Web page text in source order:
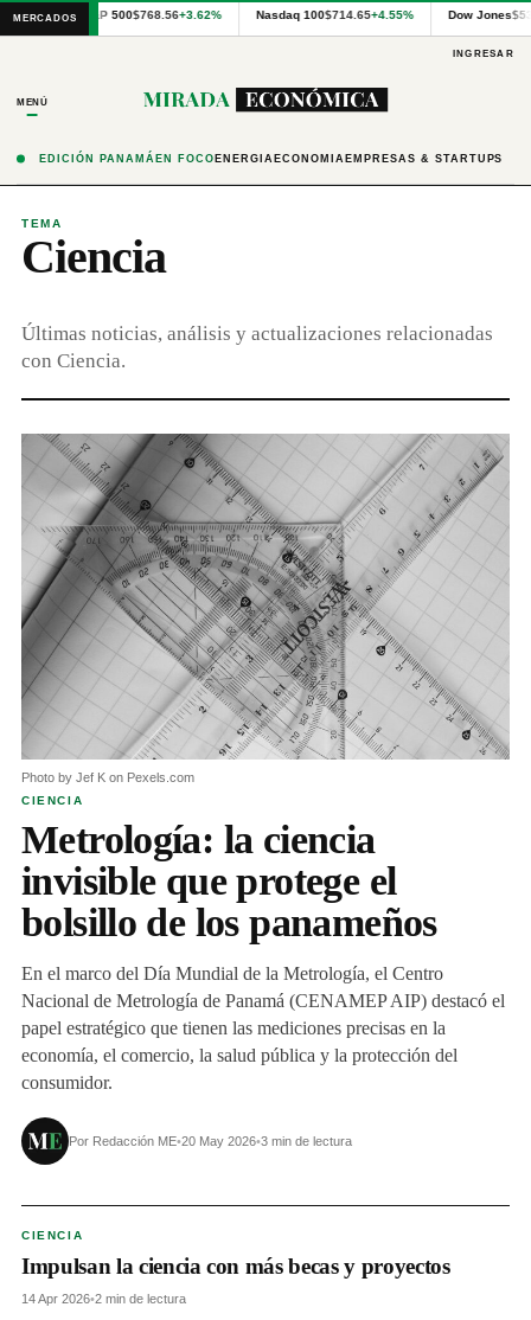
MERCADOS S&P 500$768.56+3.62% Nasdaq 100$714.65+4.55% Dow Jones
Cotizaciones
internacionales
Financial
Modeling
precios
por
Latinex
para
INGRESAR
MENÚ
EDICIÓN PANAMÁ EN FOCO ENERGÍA ECONOMÍA EMPRESAS & STARTUPS
TEMA
Ciencia
Últimas noticias, análisis y actualizaciones relacionadas
con Ciencia.
CIENCIA
Metrología: la ciencia
invisible que protege el
bolsillo de los panameños
En el marco del Día Mundial de la Metrología, el Centro
Nacional de Metrología de Panamá (CENAMEP AIP) destacó el
papel estratégico que tienen las mediciones precisas en la
economía, el comercio, la salud pública y la protección del
consumidor.
Por Redacción ME•20 May 2026•3 min de lectura
Photo by Jef K on Pexels.com
CIENCIA
Impulsan la ciencia con más becas y proyectos
14 Apr 2026•2 min de lectura